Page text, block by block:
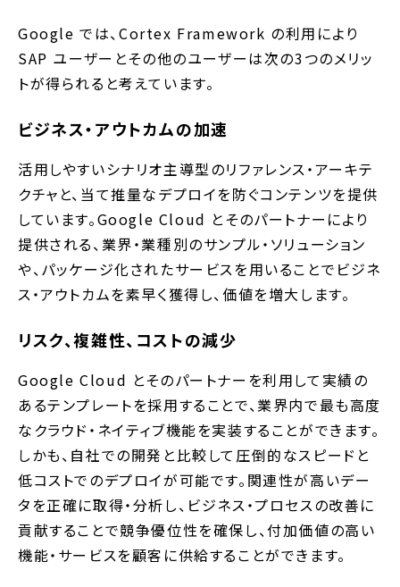
Google では、Cortex Framework の利用により
SAP ユーザーとその他のユーザーは次の3つのメリッ
トが得られると考えています。
ビジネス・アウトカムの加速
活用しやすいシナリオ主導型のリファレンス・アーキテ
クチャと、当て推量なデプロイを防ぐコンテンツを提供
しています。Google Cloud とそのパートナーにより
提供される、業界・業種別のサンプル・ソリューション
や、パッケージ化されたサービスを用いることでビジネ
ス・アウトカムを素早く獲得し、価値を増大します。
リスク、複雑性、コストの減少
Google Cloud とそのパートナーを利用して実績の
あるテンプレートを採用することで、業界内で最も高度
なクラウド・ネイティブ機能を実装することができます。
しかも、自社での開発と比較して圧倒的なスピードと
低コストでのデプロイが可能です。関連性が高いデー
タを正確に取得・分析し、ビジネス・プロセスの改善に
貢献することで競争優位性を確保し、付加価値の高い
機能・サービスを顧客に供給することができます。